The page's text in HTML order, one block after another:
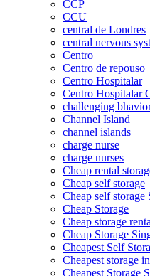
CCP
CCU
central de Londres
central nervous
Centro
Centro de repouso
Centro Hospitalar
Centro Hospitalar
challenging
Channel Island
channel islands
charge nurse
charge nurses
Cheap rental
Cheap self storage
Cheap self storage
Cheap Storage
Cheap storage
Cheap Storage
Cheapest Self
Cheapest storage
Cheapest Storage